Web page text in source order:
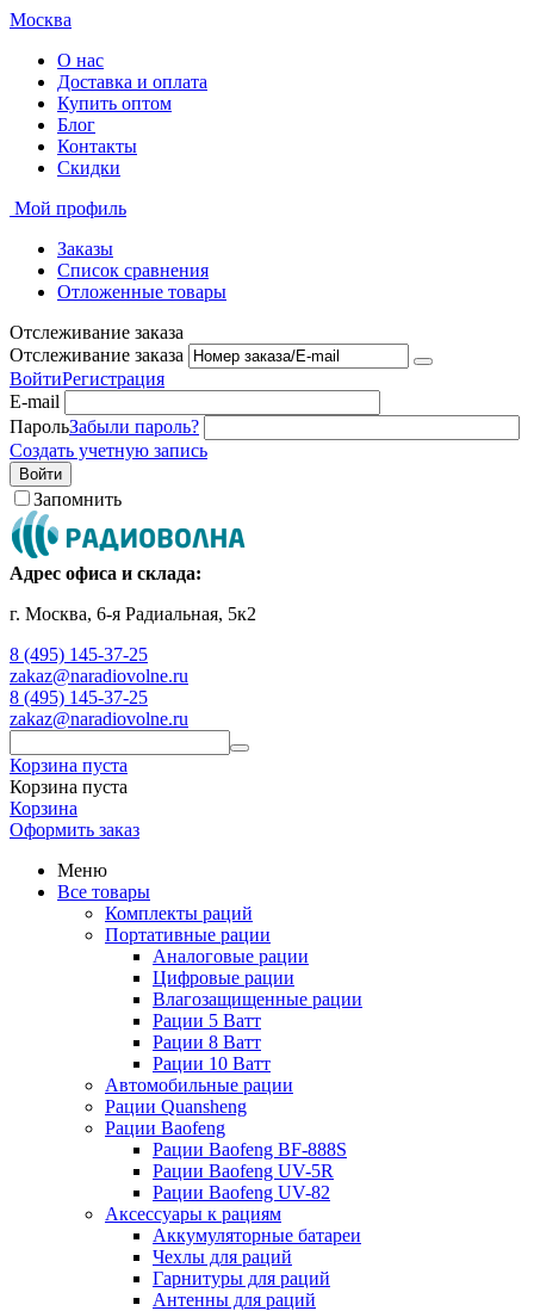
Москва
О нас
Доставка и оплата
Купить оптом
Блог
Контакты
Скидки
Мой профиль
Заказы
Список сравнения
Отложенные товары
Отслеживание заказа
Отслеживание заказа
ВойтиРегистрация
E-mail
ПарольЗабыли пароль?
Создать учетную запись
Войти
Запомнить
Адрес офиса и склада:
г. Москва, 6-я Радиальная, 5к2
8 (495) 145-37-25
zakaz@naradiovolne.ru
8 (495) 145-37-25
zakaz@naradiovolne.ru
Корзина пуста
Корзина пуста
Корзина
Оформить заказ
Меню
Все товары
Комплекты раций
Портативные рации
Аналоговые рации
Цифровые рации
Влагозащищенные рации
Рации 5 Ватт
Рации 8 Ватт
Рации 10 Ватт
Автомобильные рации
Рации Quansheng
Рации Baofeng
Рации Baofeng BF-888S
Рации Baofeng UV-5R
Рации Baofeng UV-82
Аксессуары к рациям
Аккумуляторные батареи
Чехлы для раций
Гарнитуры для раций
Антенны для раций